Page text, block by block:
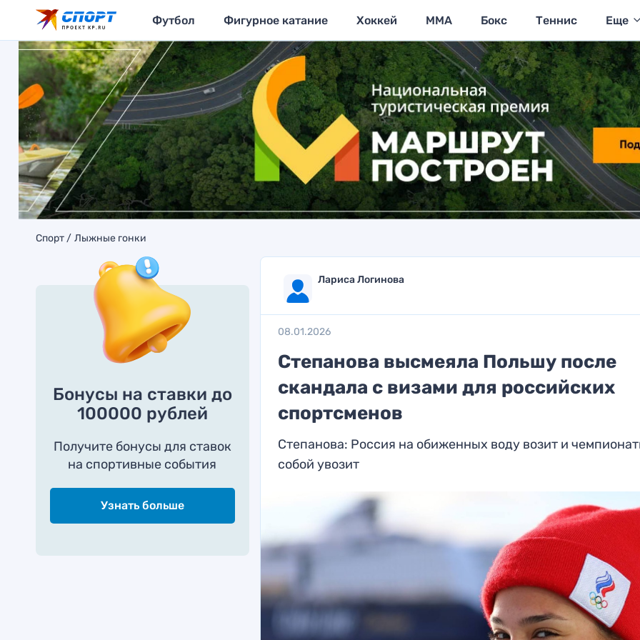
Футбол Фигурное катание Хоккей MMA Бокс Теннис Еще
Спорт Лыжные гонки
Бонусы на ставки до
100000 рублей
Получите бонусы для ставок
на спортивные события
Узнать больше
Лариса Логинова
08.01.2026
Степанова высмеяла Польшу после
скандала с визами для российских
спортсменов
Степанова: Россия на обиженных воду возит и
собой увозит